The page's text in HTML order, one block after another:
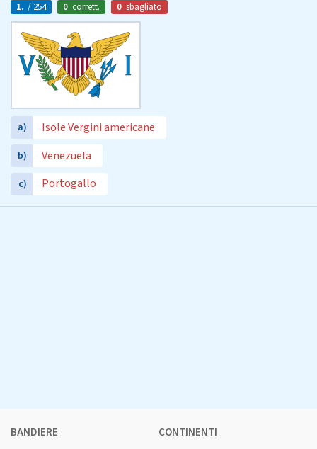
1. / 254 0 corrett. 0 sbagliato
a) Isole Vergini americane
b) Venezuela
c) Portogallo
BANDIERE
CONTINENTI